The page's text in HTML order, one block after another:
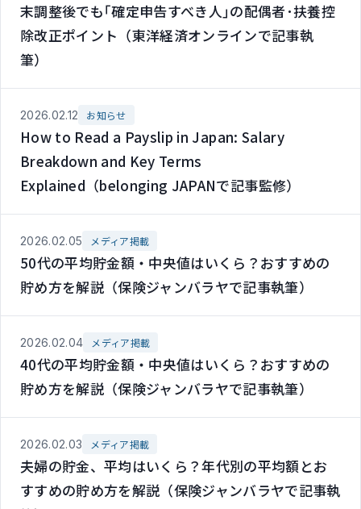
末調整後でも｢確定申告すべき人｣の配偶者･扶養控
除改正ポイント（東洋経済オンラインで記事執
筆）
2026.02.12 お知らせ
How to Read a Payslip in Japan: Salary
Breakdown and Key Terms
Explained（belonging JAPANで記事監修）
2026.02.05 メディア掲載
50代の平均貯金額・中央値はいくら？おすすめの
貯め方を解説（保険ジャンバラヤで記事執筆）
2026.02.04 メディア掲載
40代の平均貯金額・中央値はいくら？おすすめの
貯め方を解説（保険ジャンバラヤで記事執筆）
2026.02.03 メディア掲載
夫婦の貯金、平均はいくら？年代別の平均額とお
すすめの貯め方を解説（保険ジャンバラヤで記事執